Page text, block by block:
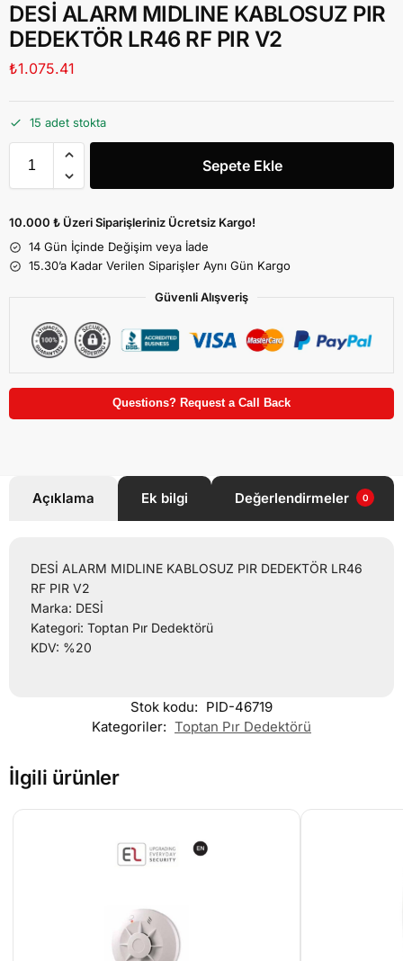
DESİ ALARM MIDLINE KABLOSUZ PIR
DEDEKTÖR LR46 RF PIR V2
₺1.075.41
15 adet stokta
Sepete Ekle
10.000 ₺ Üzeri Siparişleriniz Ücretsiz Kargo!
14 Gün İçinde Değişim veya İade
15.30’a Kadar Verilen Siparişler Aynı Gün Kargo
Güvenli Alışveriş
Questions? Request a Call Back
Açıklama Ek bilgi Değerlendirmeler 0
DESİ ALARM MIDLINE KABLOSUZ PIR DEDEKTÖR LR46
RF PIR V2
Marka: DESİ
Kategori: Toptan Pır Dedektörü
KDV: %20
Stok kodu: PID-46719
Kategoriler: Toptan Pır Dedektörü
İlgili ürünler